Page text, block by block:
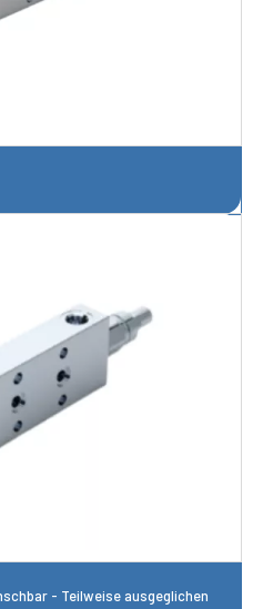
- Teilweise ausgeglichen